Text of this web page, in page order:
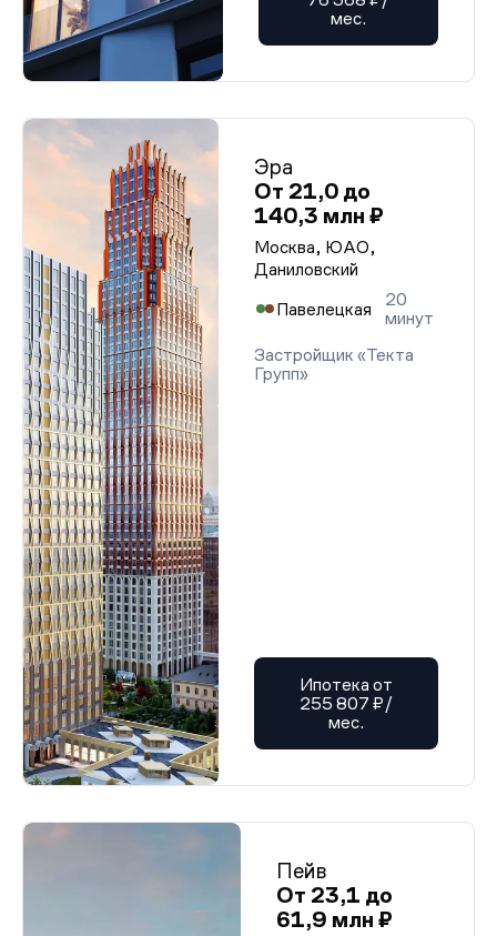
мес.
Эра
От 21,0 до
140,3 млн ₽
Москва, ЮАО,
Даниловский
Павелецкая
20
минут
Застройщик «Текта
Групп»
Ипотека от
255 807 ₽/
мес.
Пейв
От 23,1 до
61,9 млн ₽